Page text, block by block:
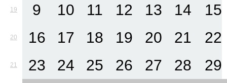
19 9 10 11 12 13 14 15
20 16 17 18 19 20 21 22
21 23 24 25 26 27 28 29